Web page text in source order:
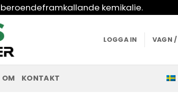
beroendeframkallande kemikalie.
LOGGA IN VAGN /
OM KONTAKT